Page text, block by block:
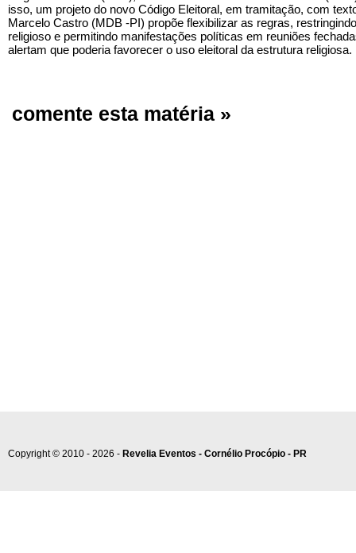
isso, um projeto do novo Código Eleitoral, em tramitação, com
Marcelo Castro (MDB -PI) propõe flexibilizar as regras,
religioso e permitindo manifestações políticas em reuniões
alertam que poderia favorecer o uso eleitoral da estrutura religiosa.
comente esta matéria »
Copyright © 2010 - 2026 - Revelia Eventos - Cornélio Procópio - PR